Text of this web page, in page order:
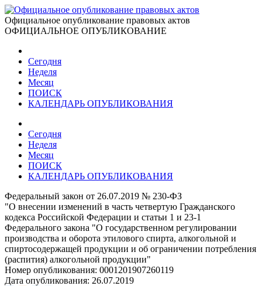
Официальное опубликование правовых актов
ОФИЦИАЛЬНОЕ ОПУБЛИКОВАНИЕ
Сегодня
Неделя
Месяц
ПОИСК
КАЛЕНДАРЬ ОПУБЛИКОВАНИЯ
Сегодня
Неделя
Месяц
ПОИСК
КАЛЕНДАРЬ ОПУБЛИКОВАНИЯ
Федеральный закон от 26.07.2019 № 230-ФЗ
"О внесении изменений в часть четвертую Гражданского
кодекса Российской Федерации и статьи 1 и 23-1
Федерального закона "О государственном регулировании
производства и оборота этилового спирта, алкогольной и
спиртосодержащей продукции и об ограничении потребления
(распития) алкогольной продукции"
Номер опубликования: 0001201907260119
Дата опубликования: 26.07.2019